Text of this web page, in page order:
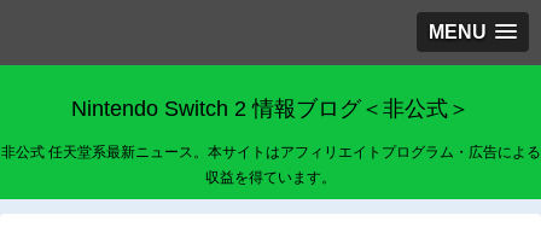
MENU
Nintendo Switch 2 情報ブログ＜非公式＞
非公式 任天堂系最新ニュース。本サイトはアフィリエイトプログラム・広告による
収益を得ています。